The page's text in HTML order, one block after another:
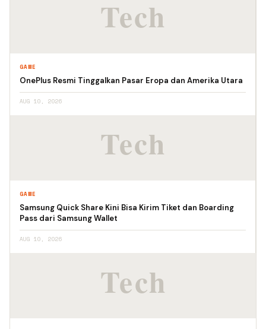
GAME
OnePlus Resmi Tinggalkan Pasar Eropa dan Amerika Utara
AUG 10, 2026
GAME
Samsung Quick Share Kini Bisa Kirim Tiket dan Boarding
Pass dari Samsung Wallet
AUG 10, 2026